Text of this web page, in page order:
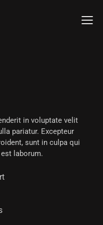
in voluptate velit
pariatur. Excepteur
sunt in culpa qui
laborum.